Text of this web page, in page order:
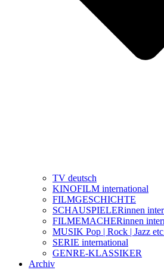
TV deutsch
KINOFILM international
FILMGESCHICHTE
SCHAUSPIELERinnen
FILMEMACHERinnen
MUSIK Pop | Rock | Jazz
SERIE international
GENRE-KLASSIKER
Archiv